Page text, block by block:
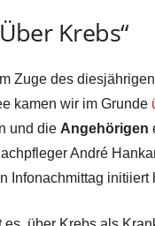
Krebs“
Zuge des
kamen wir im Grunde
und die Angehörigen
André
Infonachmittag initiiert